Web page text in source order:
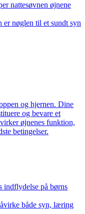
nattesøvnen øjnene
nøglen til et sundt syn
og hjernen. Dine
og bevare et
øjnenes funktion,
betingelser.
indflydelse på børns
både syn, læring